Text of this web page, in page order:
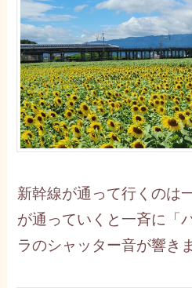
新幹線が通って行くのは
が通っていくと一斉に「
ラのシャッター音が響き